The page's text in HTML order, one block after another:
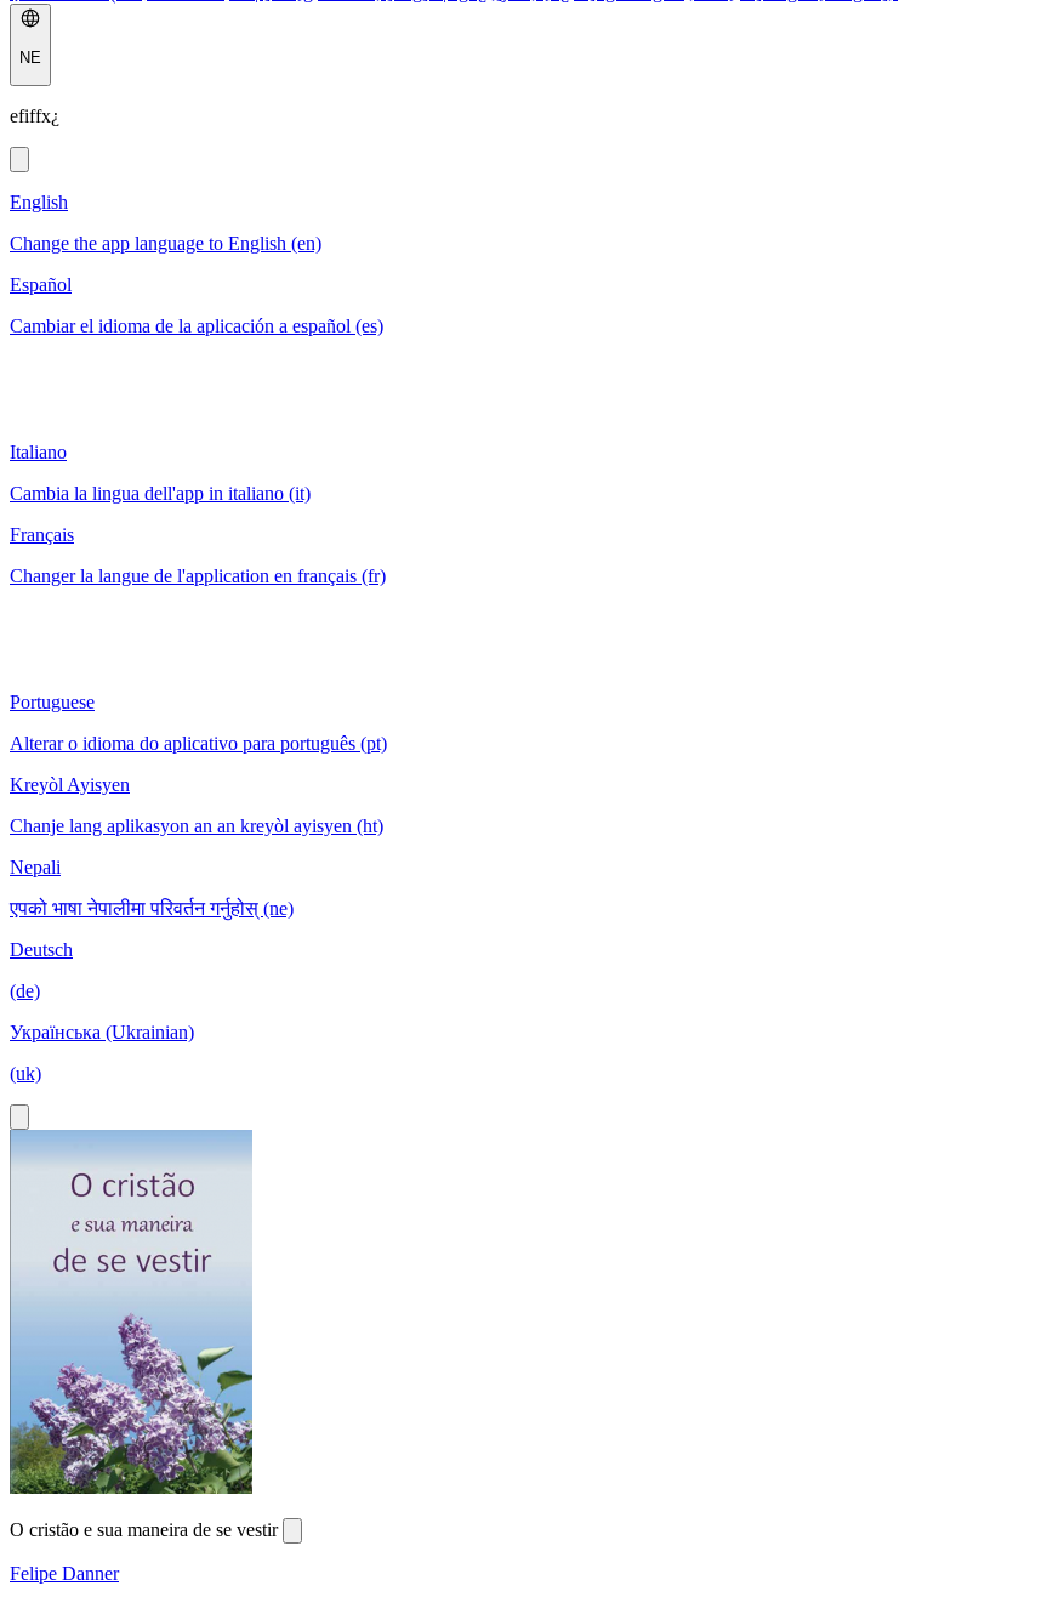
NE
efiffx¿
English
Change the app language to English (en)
Español
Cambiar el idioma de la aplicación a español (es)
Italiano
Cambia la lingua dell'app in italiano (it)
Français
Changer la langue de l'application en français (fr)
Portuguese
Alterar o idioma do aplicativo para português (pt)
Kreyòl Ayisyen
Chanje lang aplikasyon an an kreyòl ayisyen (ht)
Nepali
एपको भाषा नेपालीमा परिवर्तन गर्नुहोस् (ne)
Deutsch
(de)
Українська (Ukrainian)
(uk)
O cristão e sua maneira de se vestir
Felipe Danner